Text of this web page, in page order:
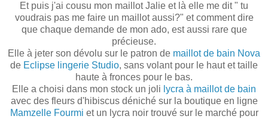
Et puis j'ai cousu mon maillot Jalie et là elle me dit " tu
voudrais pas me faire un maillot aussi?" et comment dire
que chaque demande de mon ado, est aussi rare que
précieuse.
Elle à jeter son dévolu sur le patron de maillot de bain Nova
de Eclipse lingerie Studio, sans volant pour le haut et taille
haute à fronces pour le bas.
Elle a choisi dans mon stock un joli lycra à maillot de bain
avec des fleurs d'hibiscus déniché sur la boutique en ligne
Mamzelle Fourmi et un lycra noir trouvé sur le marché pour